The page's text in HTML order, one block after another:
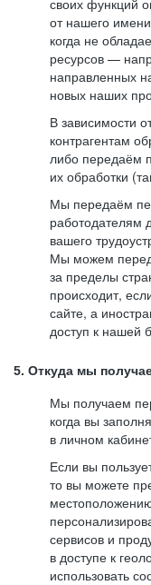
своих функций
от нашего
когда не
ресурсов —
направленных
новых наших
В зависимости
контрагентам
либо передаём
их обработки
Мы передаём
работодателям
вашего
Мы можем
за пределы
происходит,
сайте, а
доступ к нашей
5. Откуда мы
Мы получаем
когда вы
в личном
Если вы
то вы можете
сервисов и
в доступе к
использовать